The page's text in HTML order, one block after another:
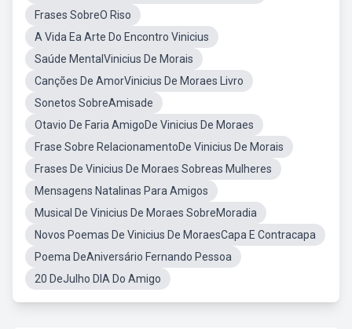
Frases SobreO Riso
A Vida Ea Arte Do Encontro Vinicius
Saúde MentalVinicius De Morais
Canções De AmorVinicius De Moraes Livro
Sonetos SobreAmisade
Otavio De Faria AmigoDe Vinicius De Moraes
Frase Sobre RelacionamentoDe Vinicius De Morais
Frases De Vinicius De Moraes Sobreas Mulheres
Mensagens Natalinas Para Amigos
Musical De Vinicius De Moraes SobreMoradia
Novos Poemas De Vinicius De MoraesCapa E Contracapa
Poema DeAniversário Fernando Pessoa
20 DeJulho DIA Do Amigo